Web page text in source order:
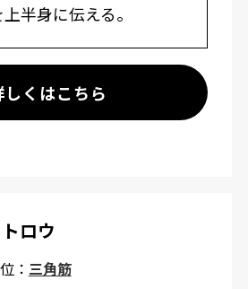
半身に伝える。
しくはこちら
ロウ
： 三角筋